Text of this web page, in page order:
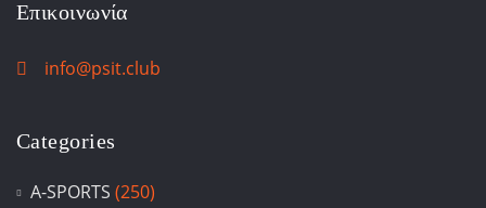
Επικοινωνία
info@psit.club
Categories
A-SPORTS (250)